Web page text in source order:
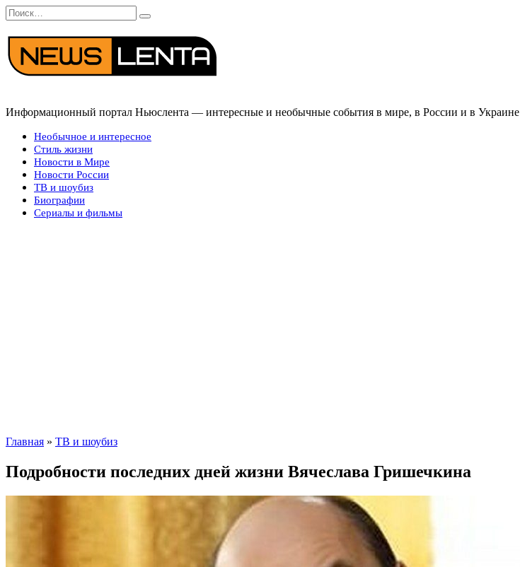
Перейти
к
содержанию
Search
for:
Информационный портал Ньюслента — интересные и необычные события в мире, в России и в Украине
Необычное и интересное
Стиль жизни
Новости в Мире
Новости России
ТВ и шоубиз
Биографии
Сериалы и фильмы
Главная » ТВ и шоубиз
Подробности последних дней жизни Вячеслава Гришечкина